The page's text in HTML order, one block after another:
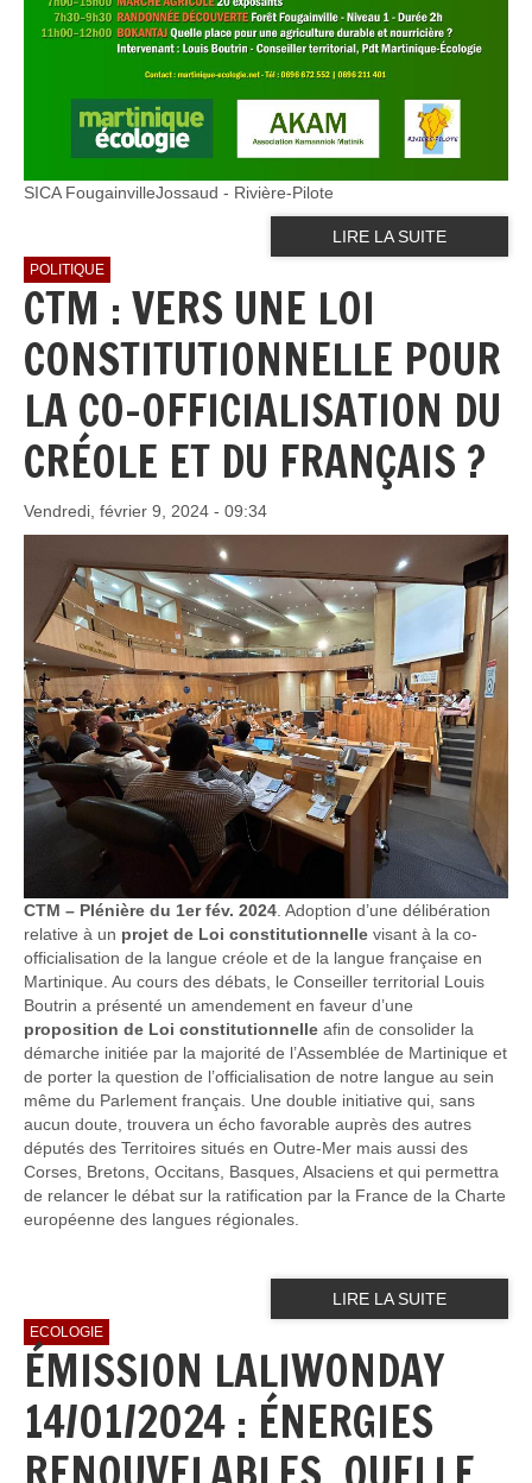
SICA FougainvilleJossaud - Rivière-Pilote
LIRE LA SUITE
POLITIQUE
CTM : VERS UNE LOI
CONSTITUTIONNELLE POUR
LA CO-OFFICIALISATION DU
CRÉOLE ET DU FRANÇAIS ?
Vendredi, février 9, 2024 - 09:34
CTM – Plénière du 1er fév. 2024 . Adoption d’une délibération
relative à un projet de Loi constitutionnelle visant à la co-
officialisation de la langue créole et de la langue française en
Martinique. Au cours des débats, le Conseiller territorial Louis
Boutrin a présenté un amendement en faveur d’une
proposition de Loi constitutionnelle afin de consolider la
démarche initiée par la majorité de l’Assemblée de Martinique et
de porter la question de l’officialisation de notre langue au sein
même du Parlement français. Une double initiative qui, sans
aucun doute, trouvera un écho favorable auprès des autres
députés des Territoires situés en Outre-Mer mais aussi des
Corses, Bretons, Occitans, Basques, Alsaciens et qui permettra
de relancer le débat sur la ratification par la France de la Charte
européenne des langues régionales.
LIRE LA SUITE
ECOLOGIE
ÉMISSION LALIWONDAY
14/01/2024 : ÉNERGIES